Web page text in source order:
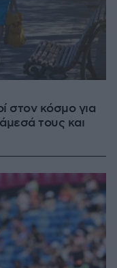
στον κόσμο για
τους και